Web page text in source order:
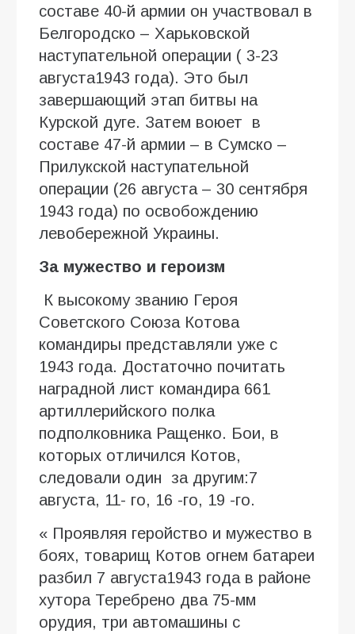
составе 40-й армии он участвовал в
Белгородско – Харьковской
наступательной операции ( 3-23
августа1943 года). Это был
завершающий этап битвы на
Курской дуге. Затем воюет в
составе 47-й армии – в Сумско –
Прилукской наступательной
операции (26 августа – 30 сентября
1943 года) по освобождению
левобережной Украины.
За мужество и героизм
К высокому званию Героя
Советского Союза Котова
командиры представляли уже с
1943 года. Достаточно почитать
наградной лист командира 661
артиллерийского полка
подполковника Ращенко. Бои, в
которых отличился Котов,
следовали один за другим:7
августа, 11- го, 16 -го, 19 -го.
« Проявляя геройство и мужество в
боях, товарищ Котов огнем батареи
разбил 7 августа1943 года в районе
хутора Теребрено два 75-мм
орудия, три автомашины с